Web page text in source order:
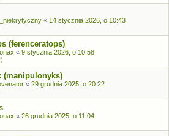
« 14 stycznia 2026, o 10:43
(ferenceratops)
« 9 stycznia 2026, o 10:58
(manipulonyks)
« 29 grudnia 2025, o 20:22
« 26 grudnia 2025, o 11:04